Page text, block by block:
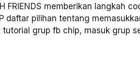
FRIENDS memberikan langkah
daftar pilihan tentang
tutorial grup fb chip, masuk grup